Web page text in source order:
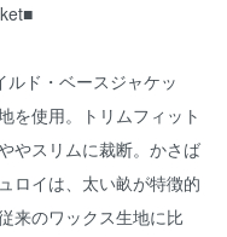
ド・ベースジャケッ
を使用。トリムフィット
やスリムに裁断。かさば
ロイは、太い畝が特徴的
来のワックス生地に比